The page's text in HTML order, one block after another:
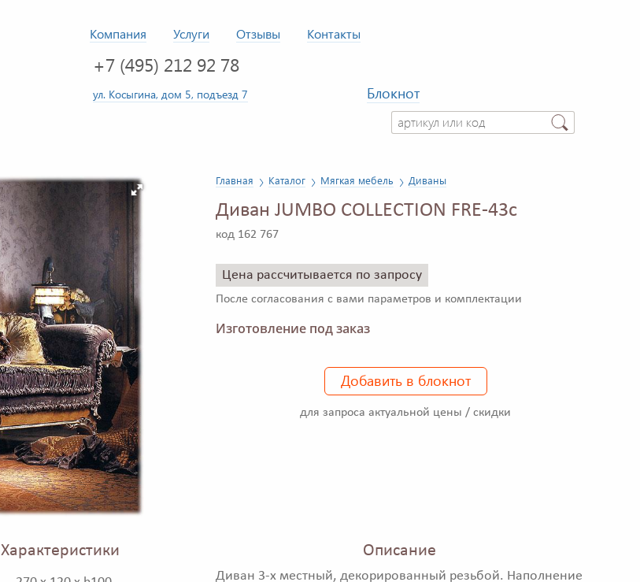
Компания Услуги Отзывы Контакты
+7 (495) 212 92 78
ул. Косыгина, дом 5, подъезд 7
Блокнот
Главная Каталог Мягкая мебель Диваны
Диван JUMBO COLLECTION FRE-43c
код 162 767
Цена рассчитывается по запросу
После согласования с вами параметров и комплектации
Изготовление под заказ
Добавить в блокнот
для запроса актуальной цены / скидки
Характеристики Описание
Диван 3-х местный, декорированный резьбой. Наполнение